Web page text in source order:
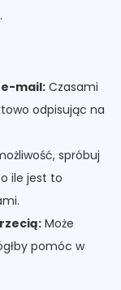
mail: Czasami
odpisując na
spróbuj
ile jest to
Może
pomóc w